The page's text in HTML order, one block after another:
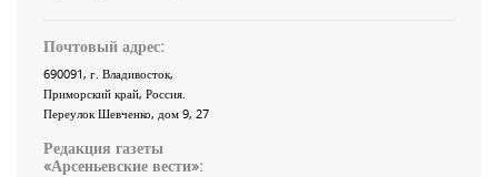
Почтовый адрес:
690091, г. Владивосток,
Приморский край, Россия
Переулок Шевченко, дом 9, 27
Редакция газеты
«Арсеньевские вести»: